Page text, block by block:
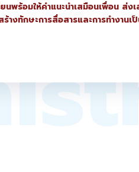
พร้อมให้คำแนะนำเสมือนเพื่อน ส่งเ
างทักษะการสื่อสารและการทำงาน